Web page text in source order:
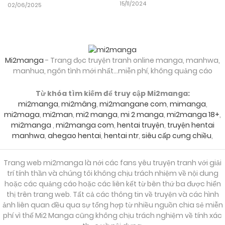
Chapter 23 05/11/2024
Chapter 22 05/11/2024
Chapter 21 05/11/2024
Chapter 20 05/11/2024
Chapter 19 05/11/2024
02/06/2025 15/11/2024
Mi2manga - Trang đọc truyện tranh online manga, manhwa,
manhua, ngôn tình mới nhất...miễn phí, không quảng cáo
Từ khóa tìm kiếm để truy cập Mi2manga:
mi2manga, mi2mâng, mi2mangane com, mimanga,
mi2maga, mi2man, mi2 manga, mi 2 manga, mi2manga 18+,
mi2manga , mi2manga com, hentai truyện, truyện hentai
manhwa, ahegao hentai, hentai ntr, siêu cấp cưng chiều,
Trang web mi2manga là nới các fans yêu truyện tranh với giải
trí tính thần và chúng tôi không chịu trách nhiệm về nội dung
hoặc các quảng cáo hoặc các liên kết từ bên thứ ba được hiển
thị trên trang web. Tất cả các thông tin về truyện và các hình
ảnh liên quan đều qua sự tổng hợp từ nhiều nguồn chia sẻ miễn
phí vì thế Mi2 Manga cũng không chịu trách nghiệm về tính xác